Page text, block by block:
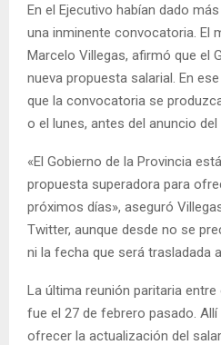
En el Ejecutivo habían dado
una inminente convocatoria. El
Marcelo Villegas, afirmó que el
nueva propuesta salarial. En
que la convocatoria se
o el lunes, antes del anuncio del
«El Gobierno de la Provincia
propuesta superadora para
próximos días», aseguró
Twitter, aunque desde no se
ni la fecha que será trasladada
La última reunión paritaria
fue el 27 de febrero pasado.
ofrecer la actualización del